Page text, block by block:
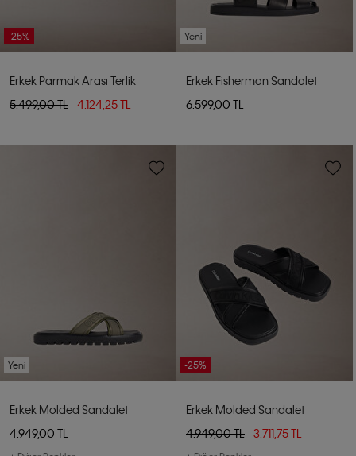
-25%
Erkek Parmak Arası Terlik
5.499,00 TL
4.124,25 TL
Yeni
Erkek Fisherman Sandalet
6.599,00 TL
Yeni
Erkek Molded Sandalet
4.949,00 TL
-25%
Erkek Molded Sandalet
4.949,00 TL
3.711,75 TL